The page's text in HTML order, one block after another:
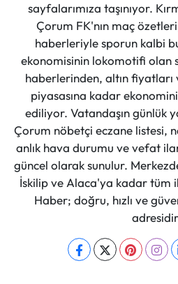
sayfalarımıza taşınıyor.
Çorum FK'nın maç
haberleriyle sporun kalbi
ekonomisinin lokomotifi olan
haberlerinden, altın fiyatları
piyasasına kadar
ediliyor. Vatandaşın günlük
Çorum nöbetçi eczane listesi,
anlık hava durumu ve vefat
güncel olarak sunulur.
İskilip ve Alaca'ya kadar tüm
Haber; doğru, hızlı ve